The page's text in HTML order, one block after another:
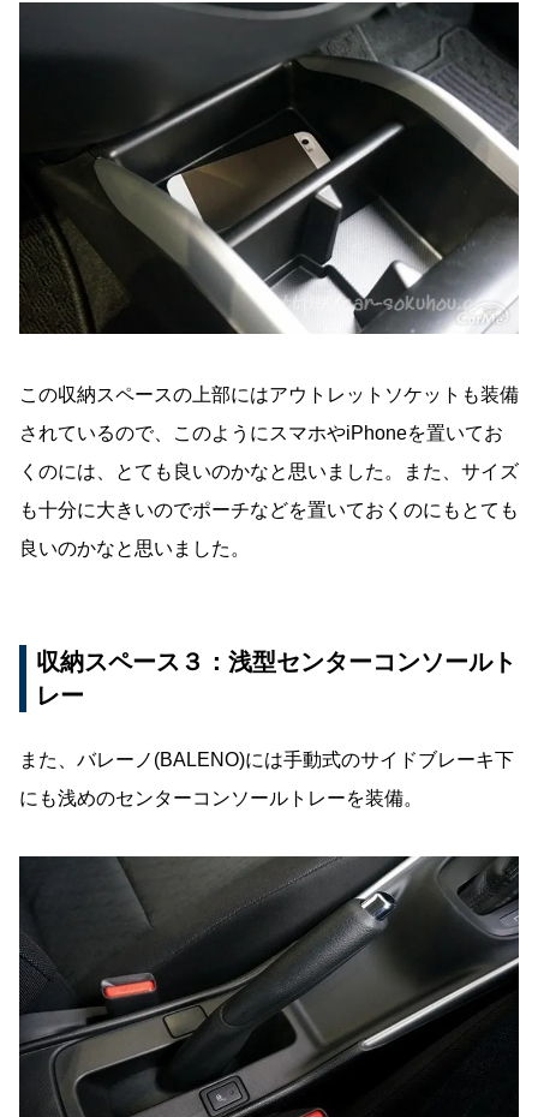
この収納スペースの上部にはアウトレットソケットも装備
されているので、このようにスマホやiPhoneを置いてお
くのには、とても良いのかなと思いました。また、サイズ
も十分に大きいのでポーチなどを置いておくのにもとても
良いのかなと思いました。
収納スペース３：浅型センターコンソールト
レー
また、バレーノ(BALENO)には手動式のサイドブレーキ下
にも浅めのセンターコンソールトレーを装備。